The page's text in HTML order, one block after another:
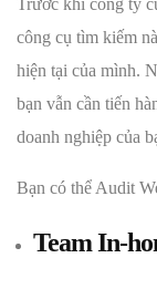
công cụ tìm kiếm
hiện tại của mình.
bạn vẫn cần tiến
doanh nghiệp của
Bạn có thể Audit
Team In-